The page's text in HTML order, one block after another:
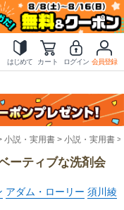
はじめて カート ログイン 会員登録
小説・実用書 小説・実用書
ーティブな洗剤会
アダム・ローリー 須川綾